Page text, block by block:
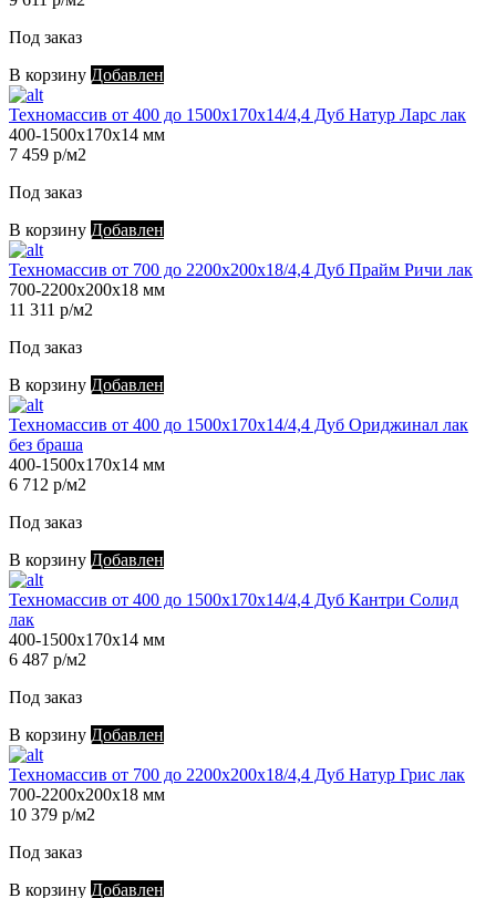
Под заказ
В корзину Добавлен
Техномассив от 400 до 1500х170х14/4,4 Дуб Натур Ларс лак
400-1500х170х14 мм
7 459 р/м2
Под заказ
В корзину Добавлен
Техномассив от 700 до 2200х200х18/4,4 Дуб Прайм Ричи лак
700-2200х200х18 мм
11 311 р/м2
Под заказ
В корзину Добавлен
Техномассив от 400 до 1500х170х14/4,4 Дуб Ориджинал лак
без браша
400-1500х170х14 мм
6 712 р/м2
Под заказ
В корзину Добавлен
Техномассив от 400 до 1500х170х14/4,4 Дуб Кантри Солид
лак
400-1500х170х14 мм
6 487 р/м2
Под заказ
В корзину Добавлен
Техномассив от 700 до 2200х200х18/4,4 Дуб Натур Грис лак
700-2200х200х18 мм
10 379 р/м2
Под заказ
В корзину Добавлен